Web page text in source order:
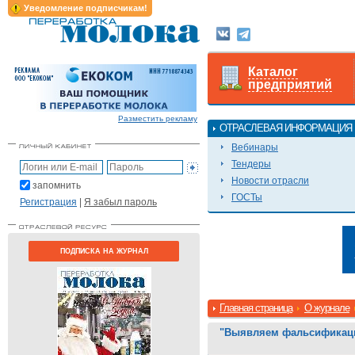
Уведомление подписчикам!
Разместить рекламу
запомнить
Регистрация | Я забыл пароль
ПОДПИСКА НА ЖУРНАЛ
Каталог
предприятий
ОТРАСЛЕВАЯ ИНФОРМАЦИЯ
Вебинары
Тендеры
Новости отрасли
ГОСТы
Главная страница О журнале
"Выявляем